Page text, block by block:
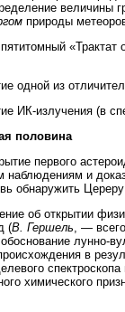
величины
природы
«Трактат
одной из
ИК-излучения (в
половина
первого
наблюдениям и
обнаружить
об открытии
(В. Гершель , —
лунно-
в
химического